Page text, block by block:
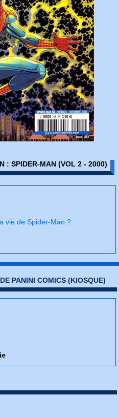
: SPIDER-MAN (VOL 2 - 2000)
vie de Spider-Man ?
PANINI COMICS (KIOSQUE)
- Hors Serie
- Hors séries